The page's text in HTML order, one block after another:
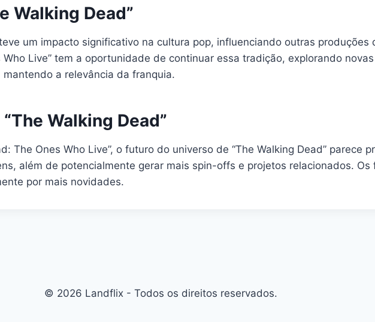
Walking Dead”
um impacto significativo na cultura pop, influenciando outras produções
Who Live” tem a oportunidade de continuar essa tradição, explorando
a relevância da franquia.
Walking Dead”
The Ones Who Live”, o futuro do universo de “The Walking Dead” parece
além de potencialmente gerar mais spin-offs e projetos relacionados.
por mais novidades.
© 2026 Landflix - Todos os direitos reservados.